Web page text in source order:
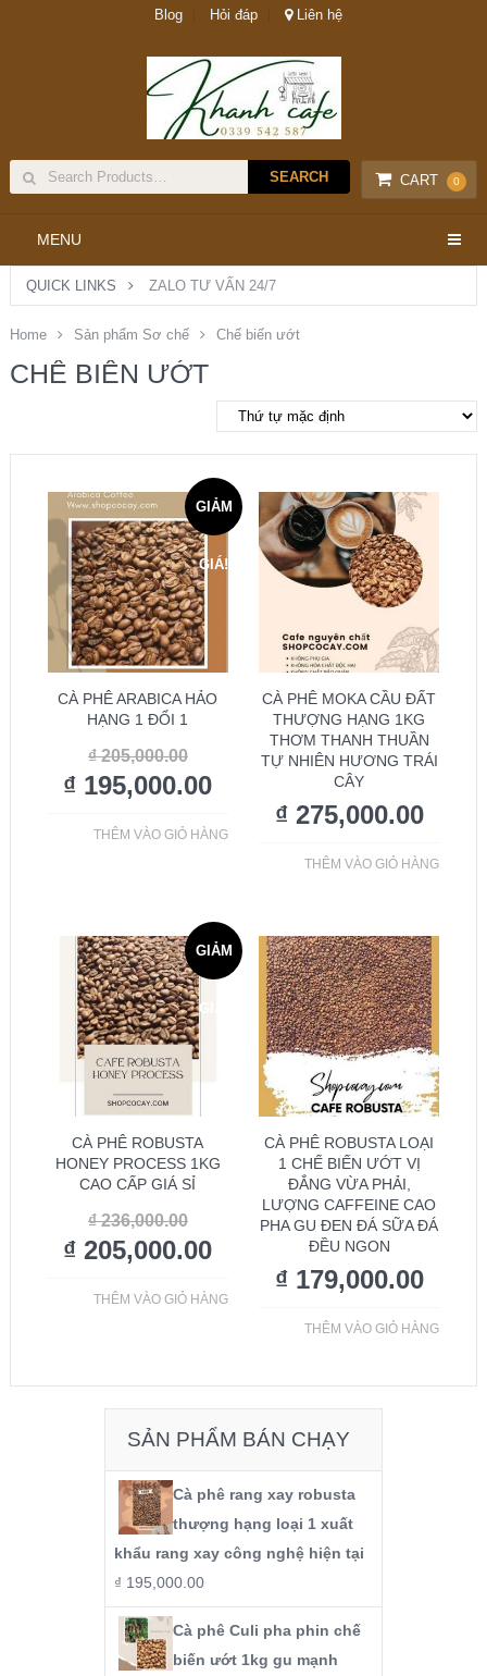
Blog Hỏi đáp Liên hệ
CART 0
MENU
QUICK LINKS ZALO TƯ VẤN 24/7
Home Sản phẩm Sơ chế Chế biến ướt
CHẾ BIẾN ƯỚT
GIẢM
GIÁ!
CÀ PHÊ ARABICA HẢO
HẠNG 1 ĐỔI 1
₫205,000.00
₫ 195,000.00
THÊM VÀO GIỎ HÀNG
CÀ PHÊ MOKA CẦU ĐẤT
THƯỢNG HẠNG 1KG
THƠM THANH THUẦN
TỰ NHIÊN HƯƠNG TRÁI
CÂY
₫275,000.00
THÊM VÀO GIỎ HÀNG
GIẢM
GIÁ!
CÀ PHÊ ROBUSTA
HONEY PROCESS 1KG
CAO CẤP GIÁ SỈ
₫236,000.00
₫ 205,000.00
THÊM VÀO GIỎ HÀNG
CÀ PHÊ ROBUSTA LOẠI
1 CHẾ BIẾN ƯỚT VỊ
ĐẮNG VỪA PHẢI,
LƯỢNG CAFFEINE CAO
PHA GU ĐEN ĐÁ SỮA ĐÁ
ĐỀU NGON
₫179,000.00
THÊM VÀO GIỎ HÀNG
SẢN PHẨM BÁN CHẠY
Cà phê rang xay robusta
thượng hạng loại 1 xuất
khẩu rang xay công nghệ hiện tại
₫ 195,000.00
Cà phê Culi pha phin chế
biến ướt 1kg gu mạnh